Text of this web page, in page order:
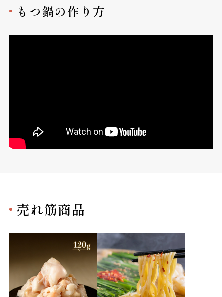
もつ鍋の作り方
売れ筋商品